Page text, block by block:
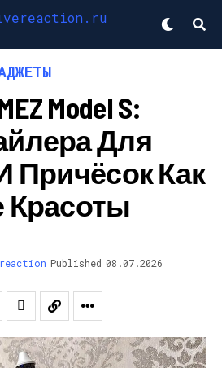
Model S:
Для
Причёсок Как
Красоты
Published 08.07.2026